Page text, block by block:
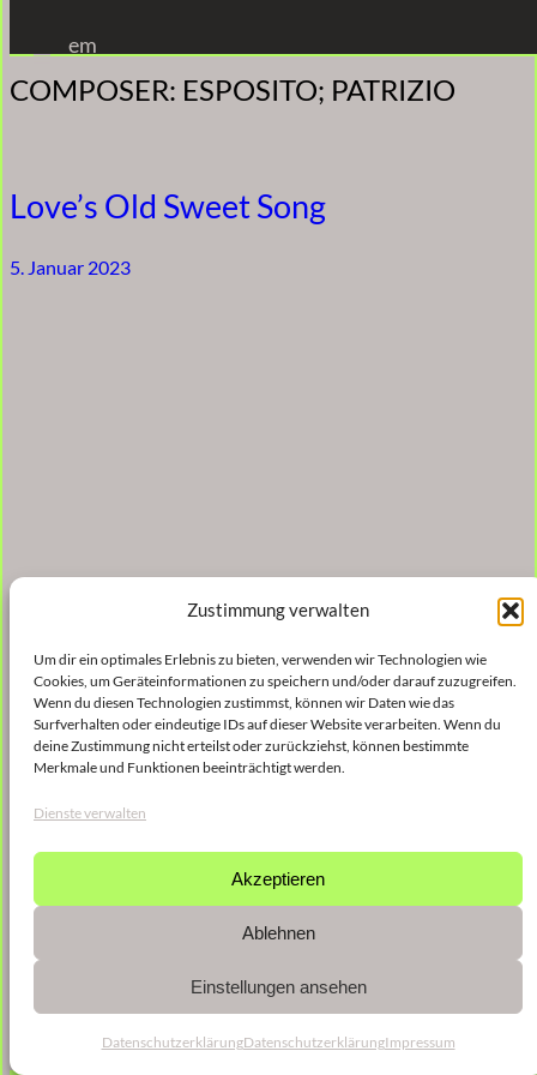
Zustimmung verwalten
Um dir ein optimales Erlebnis zu bieten, verwenden wir Technologien wie
Cookies, um Geräteinformationen zu speichern und/oder darauf zuzugreifen.
Wenn du diesen Technologien zustimmst, können wir Daten wie das
Surfverhalten oder eindeutige IDs auf dieser Website verarbeiten. Wenn du
deine Zustimmung nicht erteilst oder zurückziehst, können bestimmte
Merkmale und Funktionen beeinträchtigt werden.
Dienste verwalten
Akzeptieren
Ablehnen
Einstellungen ansehen
DatenschutzerklärungDatenschutzerklärungImpressum
Inhalt
springen
em
COMPOSER: ESPOSITO; PATRIZIO
Love’s Old Sweet Song
5. Januar 2023